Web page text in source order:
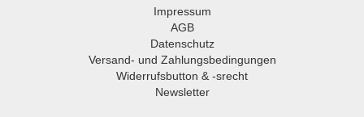
Impressum
AGB
Datenschutz
Versand- und Zahlungsbedingungen
Widerrufsbutton & -srecht
Newsletter